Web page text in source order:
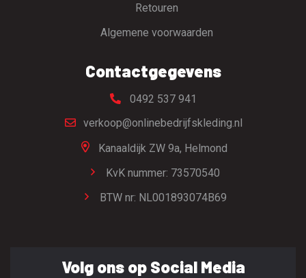
Retouren
Algemene voorwaarden
Contactgegevens
0492 537 941
verkoop@onlinebedrijfskleding.nl
Kanaaldijk ZW 9a, Helmond
KvK nummer: 73570540
BTW nr: NL001893074B69
Volg ons op Social Media